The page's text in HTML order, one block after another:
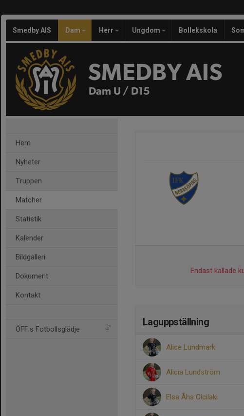
Smedby AIS Dam Herr Ungdom Bollekskola
SMEDBY AIS
Dam U / D15
Hem
Nyheter
Truppen
Matcher
Statistik
Kalender
Bildgalleri
Dokument
Kontakt
ÖFF:s Fotbollsglädje
Endast kallade
Laguppställning
Alice Lundmark
Alicia Lundström
Elsa Åhs Cicilaki